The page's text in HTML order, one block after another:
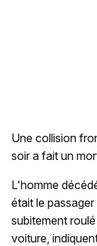
Une collision
soir a fait un
L'homme
était le
subitement
voiture,